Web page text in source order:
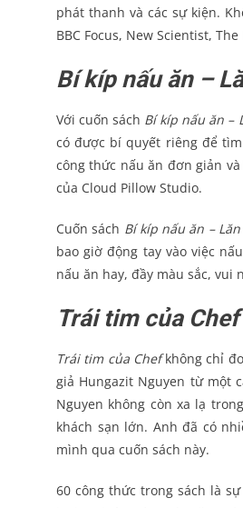
phát thanh và các sự kiện.
BBC Focus, New Scientist,
Bí kíp nấu ăn –
Với cuốn sách Bí kíp nấu ăn –
có được bí quyết riêng để
công thức nấu ăn đơn giản
của Cloud Pillow Studio.
Cuốn sách Bí kíp nấu ăn –
bao giờ động tay vào việc
nấu ăn hay, đầy màu sắc, vui
Trái tim của
Trái tim của Chefkhông chỉ
giả Hungazit Nguyen từ một
Nguyen không còn xa lạ
khách sạn lớn. Anh đã có
mình qua cuốn sách này.
60 công thức trong sách là